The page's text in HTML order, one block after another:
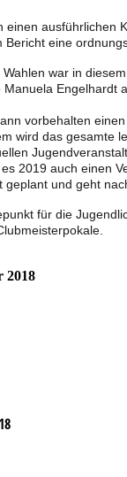
einen ausführlichen
Bericht eine
war in
Engelhardt
vorbehalten
wird das gesamte
2019 auch einen
geplant und geht
für die
2018